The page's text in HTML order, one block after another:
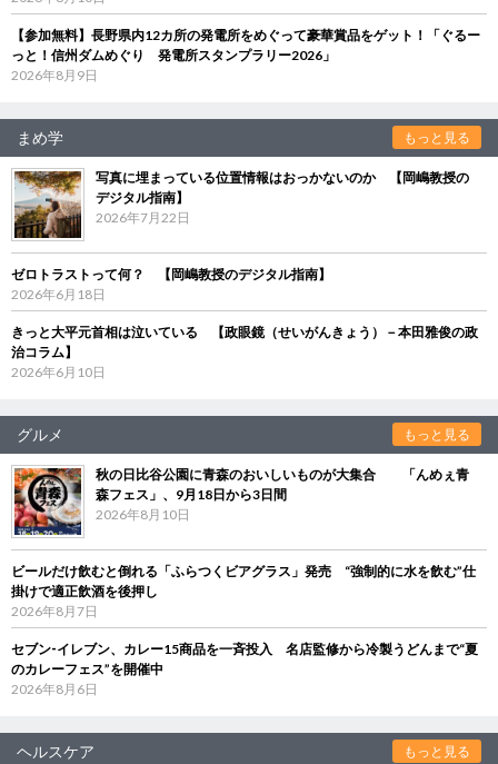
【参加無料】長野県内12カ所の発電所をめぐって豪華賞品をゲット！「ぐるー
っと！信州ダムめぐり 発電所スタンプラリー2026」
2026年8月9日
まめ学 もっと見る
写真に埋まっている位置情報はおっかないのか 【岡嶋教授の
デジタル指南】
2026年7月22日
ゼロトラストって何？ 【岡嶋教授のデジタル指南】
2026年6月18日
きっと大平元首相は泣いている 【政眼鏡（せいがんきょう）－本田雅俊の政
治コラム】
2026年6月10日
グルメ もっと見る
秋の日比谷公園に青森のおいしいものが大集合 「んめぇ青
森フェス」、9月18日から3日間
2026年8月10日
ビールだけ飲むと倒れる「ふらつくビアグラス」発売 “強制的に水を飲む”仕
掛けで適正飲酒を後押し
2026年8月7日
セブン‐イレブン、カレー15商品を一斉投入 名店監修から冷製うどんまで“夏
のカレーフェス”を開催中
2026年8月6日
ヘルスケア もっと見る